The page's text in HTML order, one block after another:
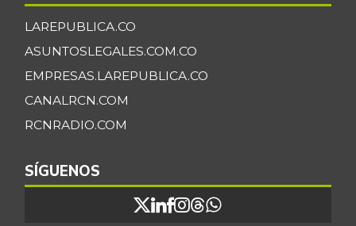
LAREPUBLICA.CO
ASUNTOSLEGALES.COM.CO
EMPRESAS.LAREPUBLICA.CO
CANALRCN.COM
RCNRADIO.COM
SÍGUENOS